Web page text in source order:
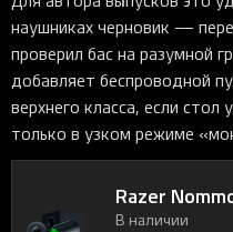
наушниках черновик —
проверил бас на разумной
добавляет беспроводной
верхнего класса, если
только в узком режиме
Razer
В наличии